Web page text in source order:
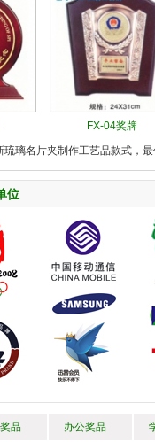
FX-04奖牌
璃名片夹制作工艺品款式，
位
品 办公奖品